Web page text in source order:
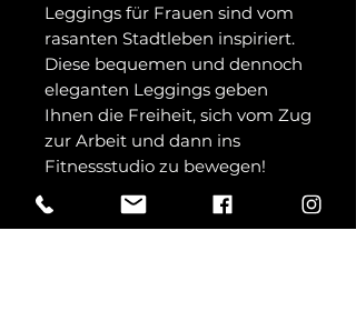
Leggings für Frauen sind vom
rasanten Stadtleben inspiriert.
Diese bequemen und dennoch
eleganten Leggings geben
Ihnen die Freiheit, sich vom Zug
zur Arbeit und dann ins
Fitnessstudio zu bewegen!
Gestrickte Leggings mit